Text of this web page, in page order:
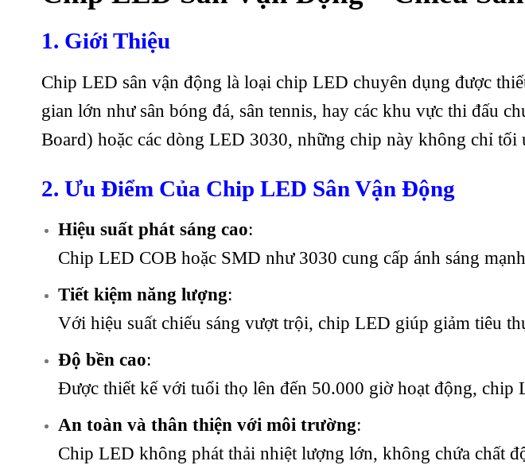
1. Giới Thiệu
Chip LED sân vận động là loại chip LED chuyên dụng được
gian lớn như sân bóng đá, sân tennis, hay các khu vực thi đấu
Board) hoặc các dòng LED 3030, những chip này không chỉ
2. Ưu Điểm Của Chip LED Sân Vận Động
Hiệu suất phát sáng cao:
Chip LED COB hoặc SMD như 3030 cung cấp ánh sáng
Tiết kiệm năng lượng:
Với hiệu suất chiếu sáng vượt trội, chip LED giúp giảm tiêu
Độ bền cao:
Được thiết kế với tuổi thọ lên đến 50.000 giờ hoạt động, chip
An toàn và thân thiện với môi trường:
Chip LED không phát thải nhiệt lượng lớn, không chứa chất